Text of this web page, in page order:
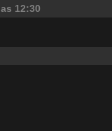
12:30